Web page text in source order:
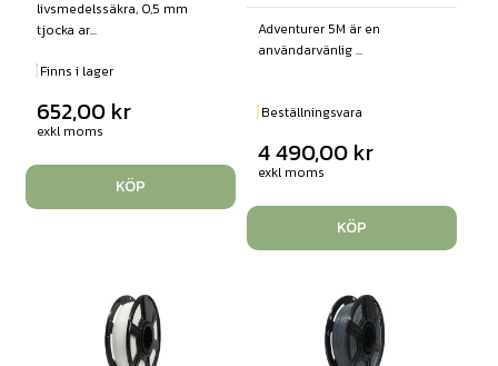
livsmedelssäkra, 0,5 mm
tjocka ar...
Finns i lager
652,00 kr
exkl moms
KÖP
Adventurer 5M är en
användarvänlig ...
Beställningsvara
4 490,00 kr
exkl moms
KÖP